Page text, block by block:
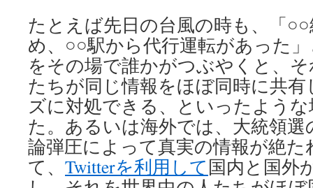
たとえば先日の台風の時も、「
め、○○駅から代行運転があった
をその場で誰かがつぶやくと、
たちが同じ情報をほぼ同時に共
ズに対処できる、といったよう
た。あるいは海外では、大統領選
論弾圧によって真実の情報が絶
て、 Twitterを利用して国内と国外